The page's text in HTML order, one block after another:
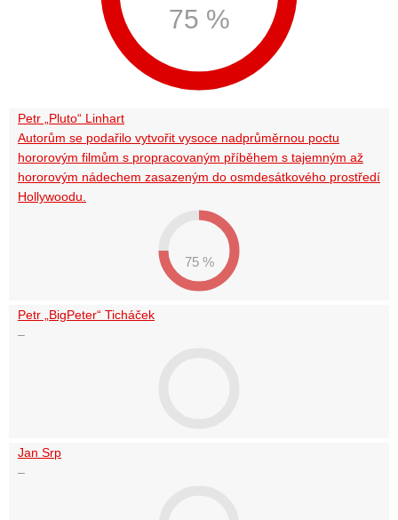
75 %
Petr „Pluto“ Linhart
Autorům se podařilo vytvořit vysoce nadprůměrnou poctu
hororovým filmům s propracovaným příběhem s tajemným až
hororovým nádechem zasazeným do osmdesátkového prostředí
Hollywoodu.
75 %
Petr „BigPeter“ Ticháček
–
Jan Srp
–